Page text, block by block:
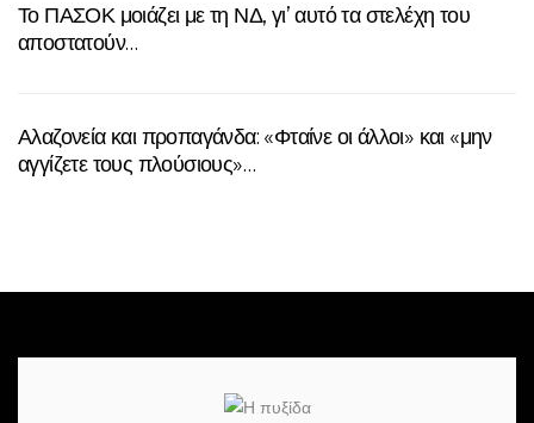
Το ΠΑΣΟΚ μοιάζει με τη ΝΔ, γι’ αυτό τα στελέχη του
αποστατούν…
Αλαζονεία και προπαγάνδα: «Φταίνε οι άλλοι» και «μην
αγγίζετε τους πλούσιους»…